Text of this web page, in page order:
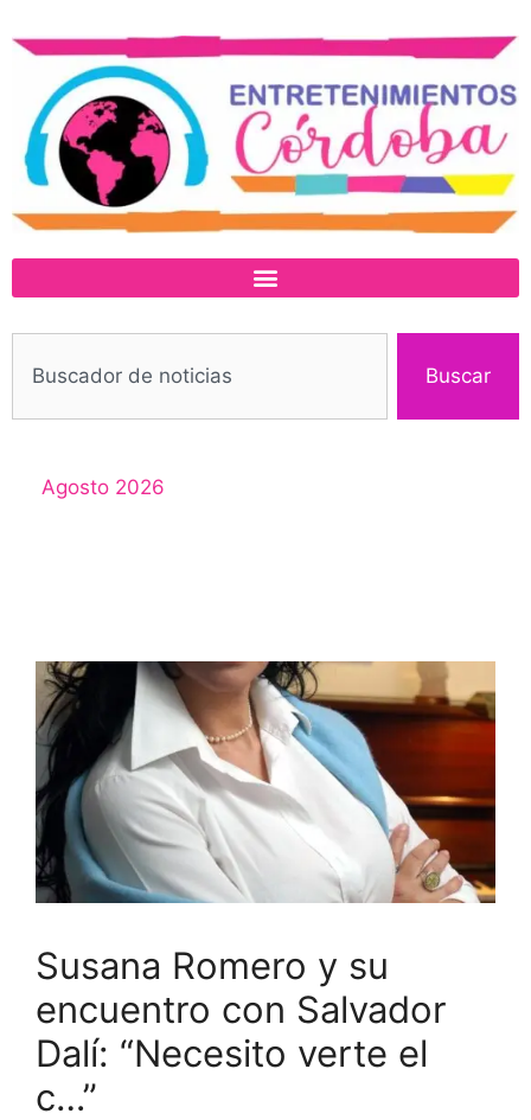
Buscar
Agosto 2026
Susana Romero y su
encuentro con Salvador
Dalí: “Necesito verte el
c…”